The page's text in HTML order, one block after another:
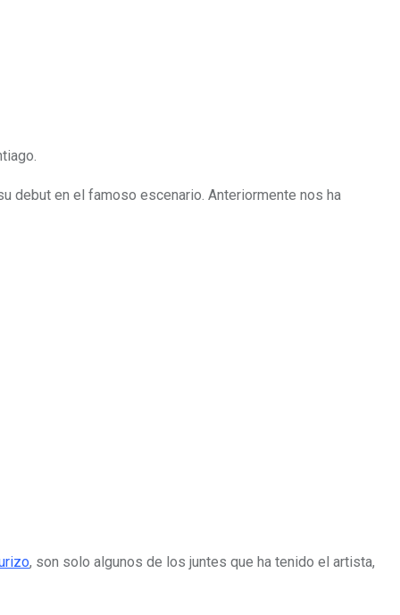
debut en el famoso escenario. Anteriormente nos ha
, son solo algunos de los juntes que ha tenido el artista,